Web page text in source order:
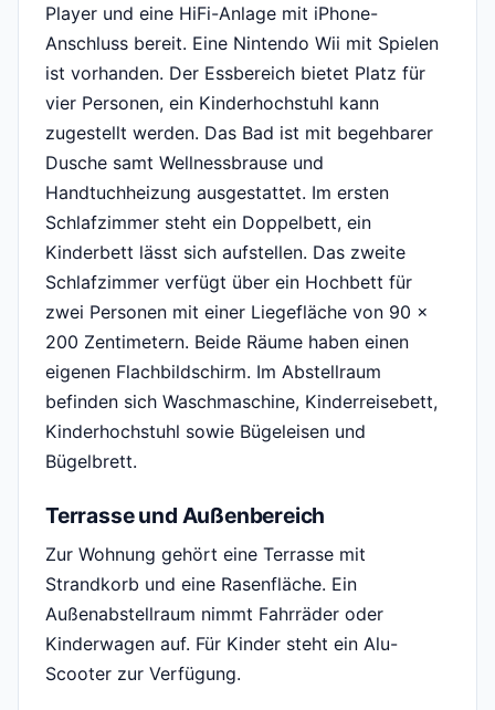
Player und eine HiFi-Anlage mit iPhone-
Anschluss bereit. Eine Nintendo Wii mit Spielen
ist vorhanden. Der Essbereich bietet Platz für
vier Personen, ein Kinderhochstuhl kann
zugestellt werden. Das Bad ist mit begehbarer
Dusche samt Wellnessbrause und
Handtuchheizung ausgestattet. Im ersten
Schlafzimmer steht ein Doppelbett, ein
Kinderbett lässt sich aufstellen. Das zweite
Schlafzimmer verfügt über ein Hochbett für
zwei Personen mit einer Liegefläche von 90 ×
200 Zentimetern. Beide Räume haben einen
eigenen Flachbildschirm. Im Abstellraum
befinden sich Waschmaschine, Kinderreisebett,
Kinderhochstuhl sowie Bügeleisen und
Bügelbrett.
Terrasse und Außenbereich
Zur Wohnung gehört eine Terrasse mit
Strandkorb und eine Rasenfläche. Ein
Außenabstellraum nimmt Fahrräder oder
Kinderwagen auf. Für Kinder steht ein Alu-
Scooter zur Verfügung.